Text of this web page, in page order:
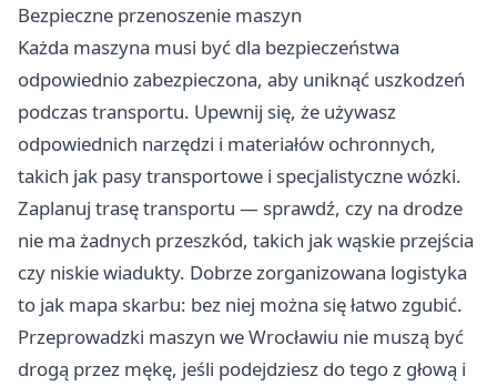
Bezpieczne przenoszenie maszyn
Każda maszyna musi być dla bezpieczeństwa
odpowiednio zabezpieczona, aby uniknąć uszkodzeń
podczas transportu. Upewnij się, że używasz
odpowiednich narzędzi i materiałów ochronnych,
takich jak pasy transportowe i specjalistyczne wózki.
Zaplanuj trasę transportu — sprawdź, czy na drodze
nie ma żadnych przeszkód, takich jak wąskie przejścia
czy niskie wiadukty. Dobrze zorganizowana logistyka
to jak mapa skarbu: bez niej można się łatwo zgubić.
Przeprowadzki maszyn we Wrocławiu nie muszą być
drogą przez mękę, jeśli podejdziesz do tego z głową i